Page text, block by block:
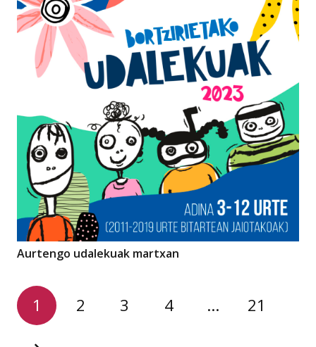
Aurtengo udalekuak martxan
1 2 3 4 … 21